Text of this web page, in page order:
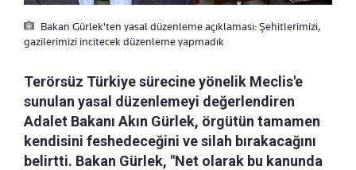
Bakan Gürlek'ten yasal düzenleme açıklaması: Şehitlerimizi,
gazilerimizi incitecek düzenleme yapmadık
Terörsüz Türkiye sürecine yönelik Meclis'e
sunulan yasal düzenlemeyi değerlendiren
Adalet Bakanı Akın Gürlek, örgütün tamamen
kendisini feshedeceğini ve silah bırakacağını
belirtti. Bakan Gürlek, "Net olarak bu kanunda